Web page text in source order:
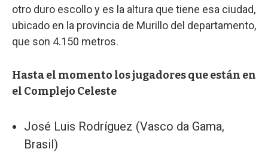
otro duro escollo y es la altura que tiene esa ciudad,
ubicado en la provincia de Murillo del departamento,
que son 4.150 metros.
Hasta el momento los jugadores que están en
el Complejo Celeste
José Luis Rodríguez (Vasco da Gama,
Brasil)